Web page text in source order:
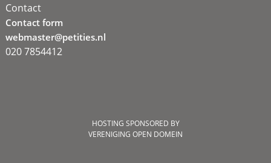
Contact
Contact form
webmaster@petities.nl
020 7854412
HOSTING SPONSORED BY
VERENIGING OPEN DOMEIN